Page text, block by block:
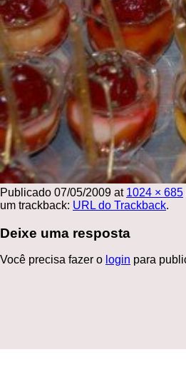
Publicado 07/05/2009 at 1024 × 685
um trackback: URL do Trackback.
Deixe uma resposta
Você precisa fazer o login para